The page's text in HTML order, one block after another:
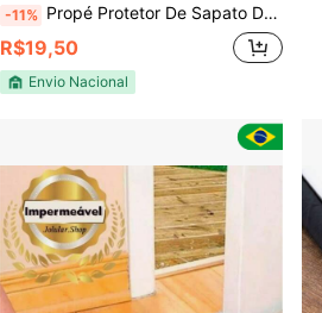
-11% Propé Protetor De Sapato Descartavel Pacote Com 100 Un
R$19,50
Envio Nacional